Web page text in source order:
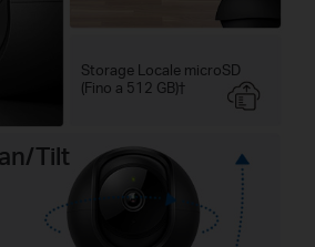
Tilt
Storage Locale microSD
(Fino a 512 GB)†